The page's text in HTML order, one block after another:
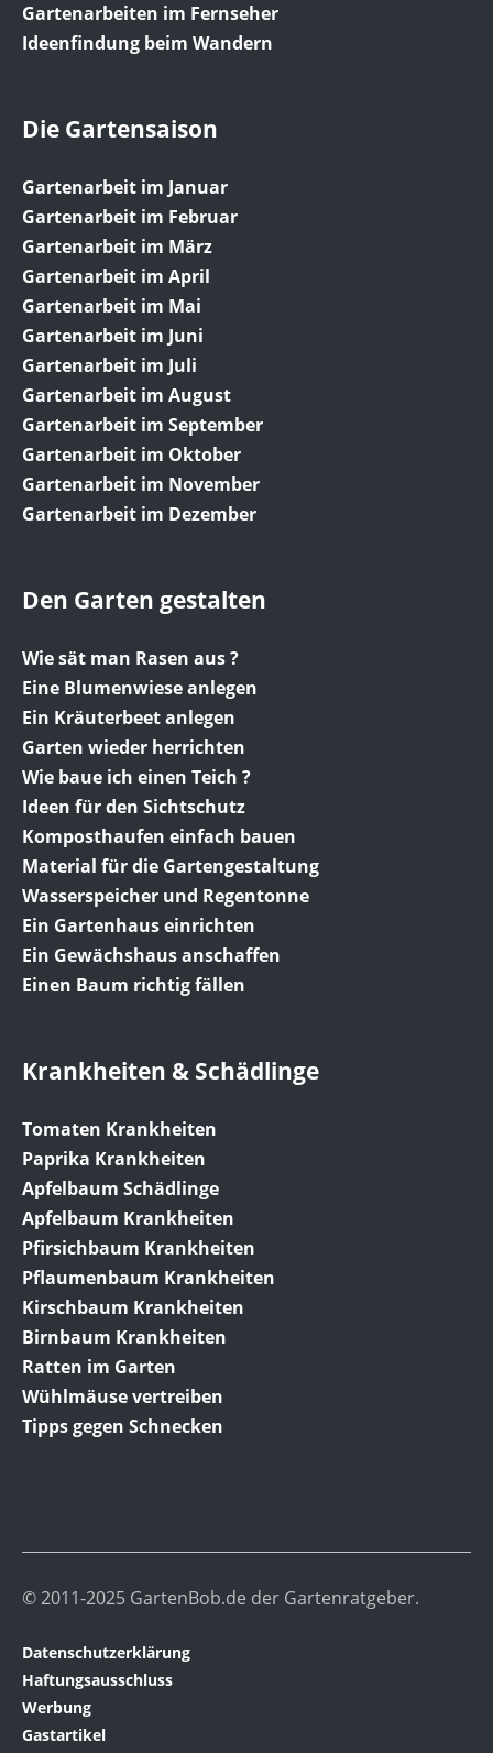
Gartenarbeiten im Fernseher
Ideenfindung beim Wandern
Die Gartensaison
Gartenarbeit im Januar
Gartenarbeit im Februar
Gartenarbeit im März
Gartenarbeit im April
Gartenarbeit im Mai
Gartenarbeit im Juni
Gartenarbeit im Juli
Gartenarbeit im August
Gartenarbeit im September
Gartenarbeit im Oktober
Gartenarbeit im November
Gartenarbeit im Dezember
Den Garten gestalten
Wie sät man Rasen aus ?
Eine Blumenwiese anlegen
Ein Kräuterbeet anlegen
Garten wieder herrichten
Wie baue ich einen Teich ?
Ideen für den Sichtschutz
Komposthaufen einfach bauen
Material für die Gartengestaltung
Wasserspeicher und Regentonne
Ein Gartenhaus einrichten
Ein Gewächshaus anschaffen
Einen Baum richtig fällen
Krankheiten & Schädlinge
Tomaten Krankheiten
Paprika Krankheiten
Apfelbaum Schädlinge
Apfelbaum Krankheiten
Pfirsichbaum Krankheiten
Pflaumenbaum Krankheiten
Kirschbaum Krankheiten
Birnbaum Krankheiten
Ratten im Garten
Wühlmäuse vertreiben
Tipps gegen Schnecken
© 2011-2025 GartenBob.de der Gartenratgeber.
Datenschutzerklärung
Haftungsausschluss
Werbung
Gastartikel